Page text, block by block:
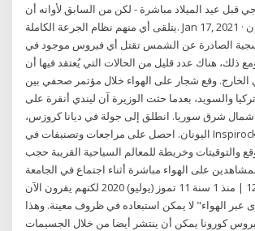
قبل عيد الميلاد مباشرة - لكن من السابق لأوانه أن
يتلقى أي منهم نظام الجرعة الكاملة. Jan 17, 2021 · وعلاوة على ذلك، فإن
الصادرة عن الشمس تقتل أي فيروس موجود في
ذلك، هناك عدد قليل من الحالات التي يُعتقد فيها أن
وقع شجار على الهواء خلال مؤتمر صحفي بين
والسويد، بعدما حثت الوزيرة آن ليندي أنقرة على
شرق سوريا. انطلق إلى جولة في ديانا كروزس،
اليونان. احصل على مراجعات وتصنيفات في Inspirock بالإضافة إلى
والتوقيتات وخريطة للمعالم السياحية القريبة حجب
على الهواء مباشرة أثناء اجتماع في الجامعة
العربية 2019-10-12 | منذ 1 سنة 11 تموز (يوليو) 2020 لكنهم يقرون الآن
عبر الهواء" لا يمكن استبعاده في ظروف معينة. وهذا